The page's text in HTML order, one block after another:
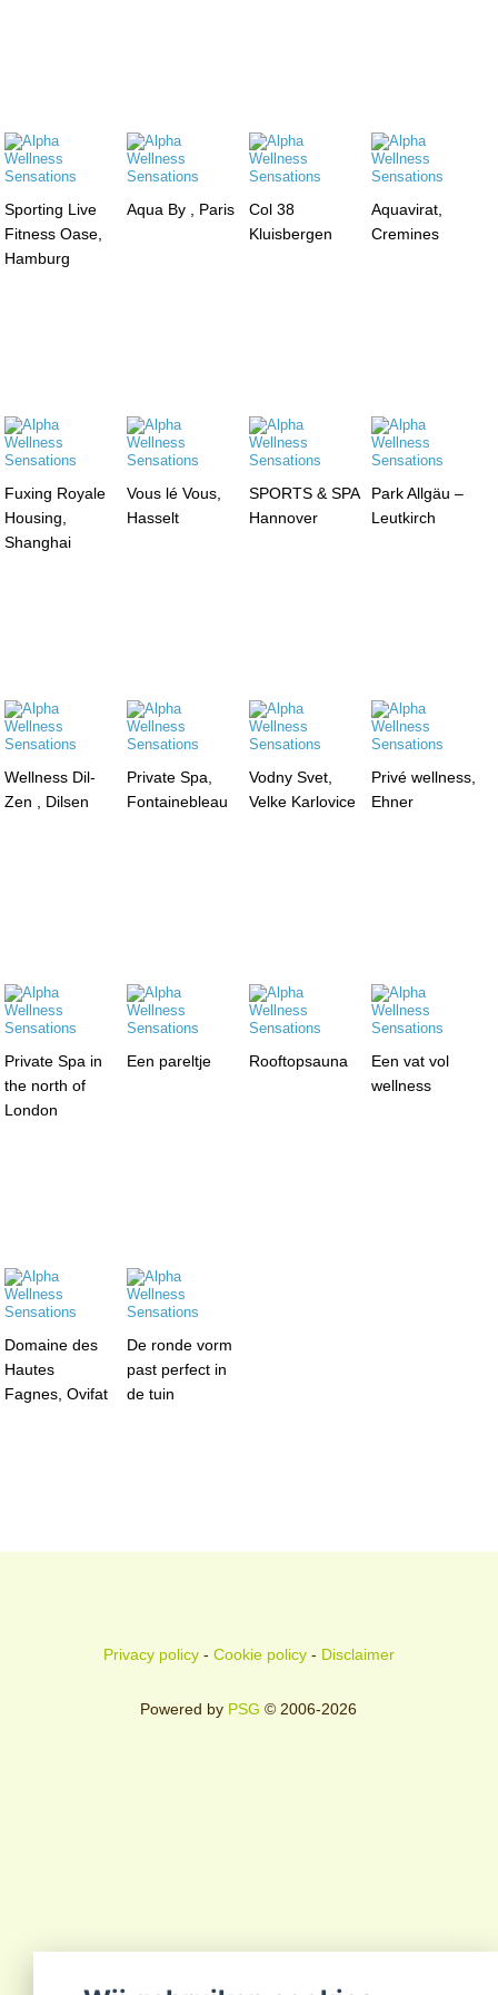
Sporting Live
Fitness Oase,
Hamburg
Aqua By , Paris
Col 38
Kluisbergen
Aquavirat,
Cremines
Fuxing Royale
Housing,
Shanghai
Vous lé Vous,
Hasselt
SPORTS & SPA
Hannover
Park Allgäu –
Leutkirch
Wellness Dil-
Zen , Dilsen
Private Spa,
Fontainebleau
Vodny Svet,
Velke Karlovice
Privé wellness,
Ehner
Private Spa in
the north of
London
Een pareltje Rooftopsauna
Een vat vol
wellness
Domaine des
Hautes
Fagnes, Ovifat
De ronde vorm
past perfect in
de tuin
Privacy policy- Cookie policy- Disclaimer
Powered by PSG © 2006-2026